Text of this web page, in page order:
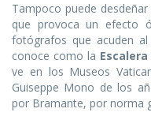
Tampoco puede
que provoca un efecto
fotógrafos que acuden
conoce como la
ve en los Museos
Guiseppe Mono de los
por Bramante, por norma